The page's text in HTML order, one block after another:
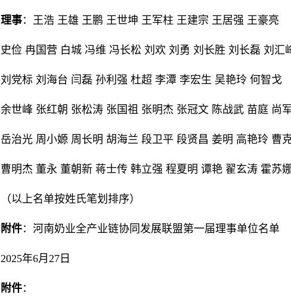
理事：王浩 王雄 王鹏 王世坤 王军柱 王建宗 王居强 王豪亮
史俭 冉国营 白城 冯维 冯长松 刘欢 刘勇 刘长胜 刘长磊 刘汇
刘党标 刘海台 闫磊 孙利强 杜超 李潭 李宏生 吴艳玲 何智戈
余世峰 张红朝 张松涛 张国祖 张明杰 张冠文 陈战武 苗庭 尚
岳治光 周小嫄 周长明 胡海兰 段卫平 段贤昌 姜明 高艳玲 曹
曹明杰 董永 董朝新 蒋士传 韩立强 程夏明 谭艳 翟玄涛 霍苏
（以上名单按姓氏笔划排序）
附件：河南奶业全产业链协同发展联盟第一届理事单位名单
2025年6月27日
附件：